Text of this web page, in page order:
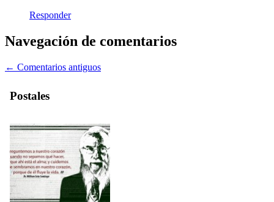
Responder
Navegación de comentarios
← Comentarios antiguos
Postales